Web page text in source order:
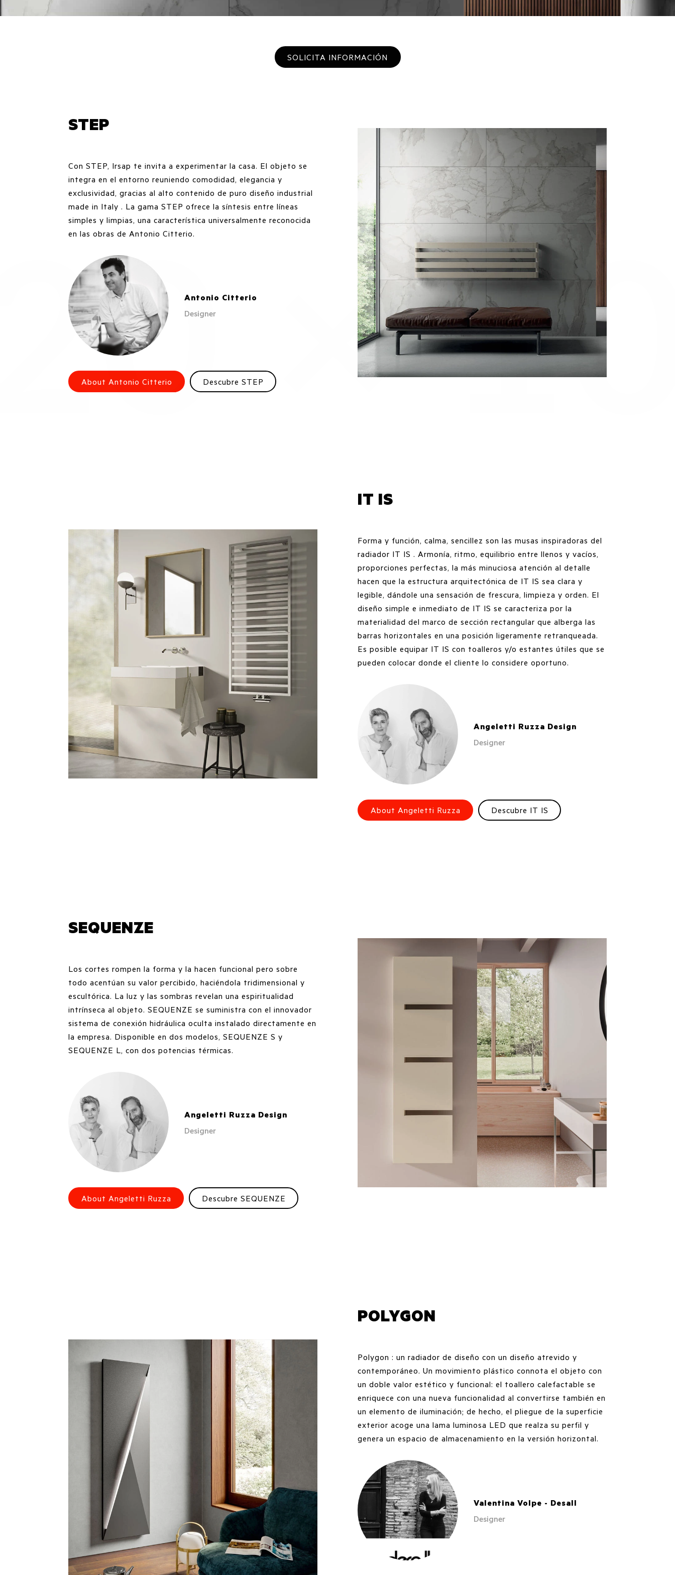
SOLICITA INFORMACIÓN
STEP
Con STEP, Irsap te invita a experimentar la casa. El objeto se
integra en el entorno reuniendo comodidad, elegancia y
exclusividad, gracias al alto contenido de puro diseño industrial
made in Italy . La gama STEP ofrece la síntesis entre líneas
simples y limpias, una característica universalmente reconocida
en las obras de Antonio Citterio.
Antonio Citterio
Designer
About Antonio Citterio Descubre STEP
IT IS
Forma y función, calma, sencillez son las musas inspiradoras del
radiador IT IS . Armonía, ritmo, equilibrio entre llenos y vacíos,
proporciones perfectas, la más minuciosa atención al detalle
hacen que la estructura arquitectónica de IT IS sea clara y
legible, dándole una sensación de frescura, limpieza y orden. El
diseño simple e inmediato de IT IS se caracteriza por la
materialidad del marco de sección rectangular que alberga las
barras horizontales en una posición ligeramente retranqueada.
Es posible equipar IT IS con toalleros y/o estantes útiles que se
pueden colocar donde el cliente lo considere oportuno.
Angeletti Ruzza Design
Designer
About Angeletti Ruzza Descubre IT IS
SEQUENZE
Los cortes rompen la forma y la hacen funcional pero sobre
todo acentúan su valor percibido, haciéndola tridimensional y
escultórica. La luz y las sombras revelan una espiritualidad
intrínseca al objeto. SEQUENZE se suministra con el innovador
sistema de conexión hidráulica oculta instalado directamente en
la empresa. Disponible en dos modelos, SEQUENZE S y
SEQUENZE L, con dos potencias térmicas.
Angeletti Ruzza Design
Designer
About Angeletti Ruzza Descubre SEQUENZE
POLYGON
Polygon : un radiador de diseño con un diseño atrevido y
contemporáneo. Un movimiento plástico connota el objeto con
un doble valor estético y funcional: el toallero calefactable se
enriquece con una nueva funcionalidad al convertirse también en
un elemento de iluminación; de hecho, el pliegue de la superficie
exterior acoge una lama luminosa LED que realza su perfil y
genera un espacio de almacenamiento en la versión horizontal.
Valentina Volpe - Desall
Designer